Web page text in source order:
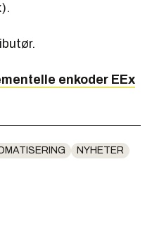
enkoder EEx
NYHETER